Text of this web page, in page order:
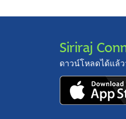
Siriraj
ดาวน์โหลดได้แล้